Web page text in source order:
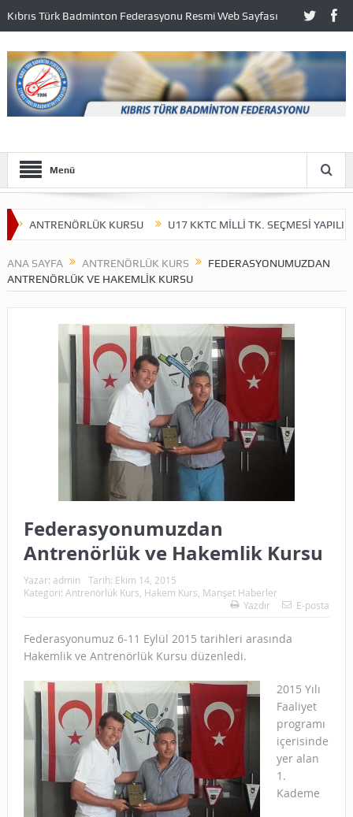
Kıbrıs Türk Badminton Federasyonu Resmi Web Sayfası
Menü
ANTRENÖRLÜK KURSU U17 KKTC MİLLİ TK. SEÇMESİ YAPILIYOR.
ANA SAYFA ANTRENÖRLÜK KURS
FEDERASYONUMUZDAN
ANTRENÖRLÜK VE HAKEMLIK KURSU
Federasyonumuzdan
Antrenörlük ve Hakemlik Kursu
Yazar: admin Tarih: Ekim 14, 2015
Kategori: Antrenörlük Kurs Hakem Kurs Manşet Haberler
Yazdır
E-posta
Federasyonumuz 6-11 Eylül 2015 tarihleri arasında
Hakemlik ve Antrenörlük Kursu düzenledi.
2015 Yılı
Faaliyet
programı
içerisinde
yer alan
1.
Kademe